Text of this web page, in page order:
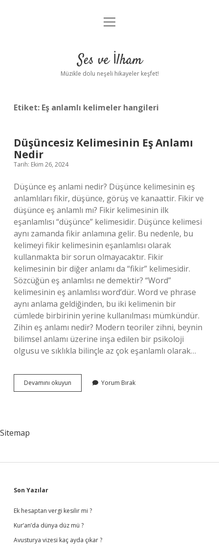
Anasayfa
Yasal Uyarı
menüyü
Ses ve İlham
Müzikle dolu neşeli hikayeler keşfet!
Etiket: Eş anlamlı kelimeler hangileri
Düşüncesiz Kelimesinin Eş Anlamı
Nedir
Tarih: Ekim 26, 2024
Düşünce eş anlami nedir? Düşünce kelimesinin eş
anlamlıları fikir, düşünce, görüş ve kanaattir. Fikir ve
düşünce eş anlamlı mı? Fikir kelimesinin ilk
eşanlamlısı “düşünce” kelimesidir. Düşünce kelimesi
aynı zamanda fikir anlamına gelir. Bu nedenle, bu
kelimeyi fikir kelimesinin eşanlamlısı olarak
kullanmakta bir sorun olmayacaktır. Fikir
kelimesinin bir diğer anlamı da “fikir” kelimesidir.
Sözcüğün eş anlamlısı ne demektir? “Word”
kelimesinin eş anlamlısı word’dür. Word ve phrase
aynı anlama geldiğinden, bu iki kelimenin bir
cümlede birbirinin yerine kullanılması mümkündür.
Zihin eş anlamı nedir? Modern teoriler zihni, beynin
bilimsel anlamı üzerine inşa edilen bir psikoloji
olgusu ve sıklıkla bilinçle az çok eşanlamlı olarak…
Devamını okuyun Düşüncesiz
Kelimesinin
Yorum Bırak
Sitemap
Sidebar
Son Yazılar
Ek hesaptan vergi kesilir mi ?
Kur’an’da dünya düz mü ?
Avusturya vizesi kaç ayda çıkar ?